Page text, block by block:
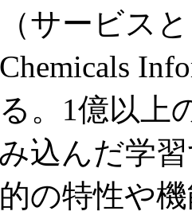
（サービス
。1億以上
込んだ学
の特性や